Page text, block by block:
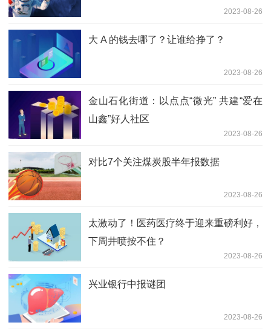
2023-08-26
大 A 的钱去哪了？让谁给挣了？
2023-08-26
金山石化街道：以点点“微光” 共建“爱在
山鑫”好人社区
2023-08-26
对比7个关注煤炭股半年报数据
2023-08-26
太激动了！医药医疗终于迎来重磅利好，
下周井喷按不住？
2023-08-26
兴业银行中报谜团
2023-08-26